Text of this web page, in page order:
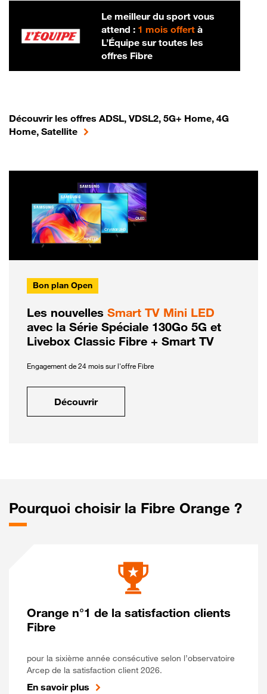
Le meilleur du sport vous
attend : 1 mois offertà
L’Équipe sur toutes les
offres Fibre
Découvrir les offres ADSL, VDSL2, 5G+ Home, 4G
Home, Satellite
Bon plan Open
Les nouvelles Smart TV Mini LED
avec la Série Spéciale 130Go 5G et
Livebox Classic Fibre + Smart TV
Engagement de 24 mois sur l'offre Fibre
Découvrir
Pourquoi choisir la Fibre Orange ?
Orange n°1 de la satisfaction clients
Fibre
pour la sixième année consécutive selon l’observatoire
Arcep de la satisfaction client 2026.
En savoir plus